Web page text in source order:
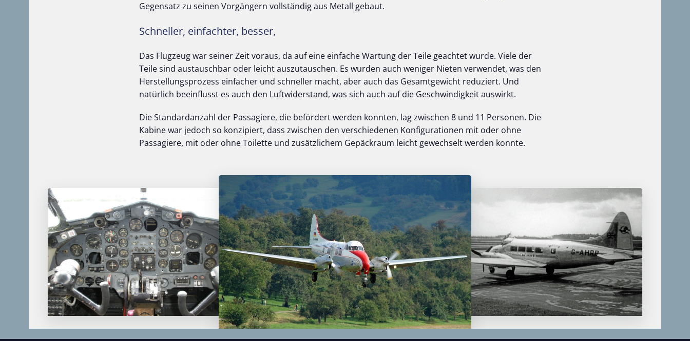
Gegensatz zu seinen Vorgängern vollständig aus Metall gebaut.
Schneller, einfachter, besser,
Das Flugzeug war seiner Zeit voraus, da auf eine einfache Wartung der Teile geachtet wurde. Viele der
Teile sind austauschbar oder leicht auszutauschen. Es wurden auch weniger Nieten verwendet, was den
Herstellungsprozess einfacher und schneller macht, aber auch das Gesamtgewicht reduziert. Und
natürlich beeinflusst es auch den Luftwiderstand, was sich auch auf die Geschwindigkeit auswirkt.
Die Standardanzahl der Passagiere, die befördert werden konnten, lag zwischen 8 und 11 Personen. Die
Kabine war jedoch so konzipiert, dass zwischen den verschiedenen Konfigurationen mit oder ohne
Passagiere, mit oder ohne Toilette und zusätzlichem Gepäckraum leicht gewechselt werden konnte.